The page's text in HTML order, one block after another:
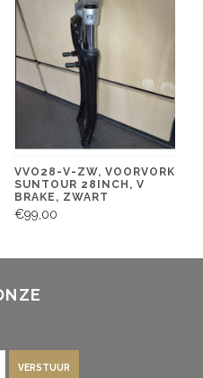
VVO28-V-ZW, VOORVORK
SUNTOUR 28INCH, V
BRAKE, ZWART
€99,00
VERSTUUR